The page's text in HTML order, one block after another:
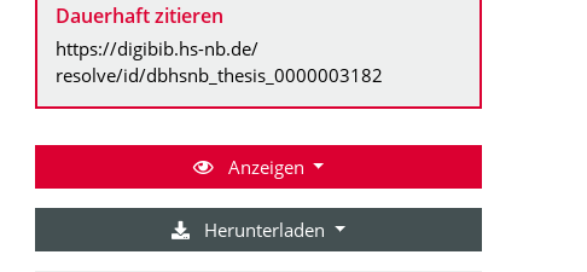
Dauerhaft zitieren
https://digibib.hs-nb.de/
resolve/id/dbhsnb_thesis_0000003182
Anzeigen
Herunterladen